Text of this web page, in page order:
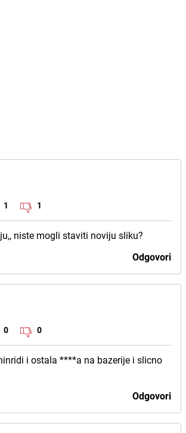
1 1
niste mogli staviti noviju sliku?
Odgovori
0 0
i ostala ****a na bazerije i slicno
Odgovori